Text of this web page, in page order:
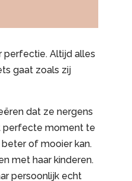
perfectie. Altijd alles
gaat zoals zij
dat ze nergens
perfecte moment te
of mooier kan.
met haar kinderen.
persoonlijk echt